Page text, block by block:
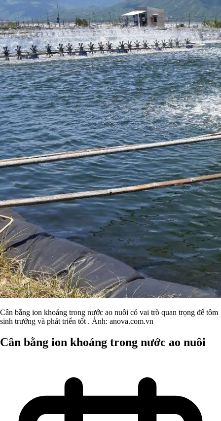
Cân bằng ion khoáng trong nước ao nuôi có vai trò quan trọng để tôm
sinh trưởng và phát triển tốt . Ảnh: anova.com.vn
Cân bằng ion khoáng trong nước ao nuôi